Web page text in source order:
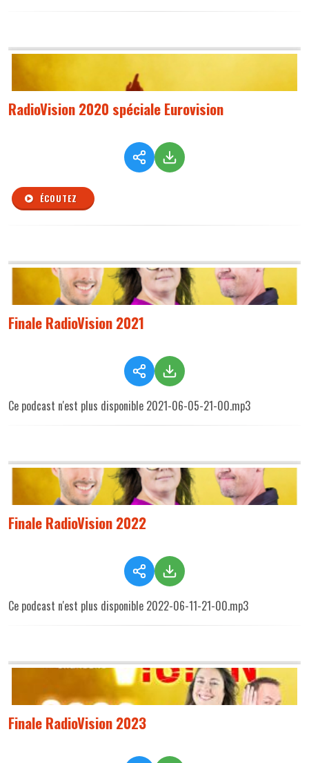
RadioVision 2020 spéciale Eurovision
ÉCOUTEZ
Finale RadioVision 2021
Ce podcast n'est plus disponible 2021-06-05-21-00.mp3
Finale RadioVision 2022
Ce podcast n'est plus disponible 2022-06-11-21-00.mp3
Finale RadioVision 2023